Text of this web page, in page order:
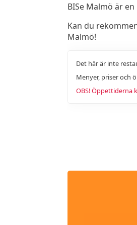
BISe Malmö är
Kan du
Malmö!
Det här är inte
Menyer, priser och
OBS! Öppettiderna